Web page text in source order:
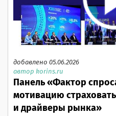
добавлено 05.06.2026
автор korins.ru
Панель «Фактор
мотивацию
и драйверы рынка»